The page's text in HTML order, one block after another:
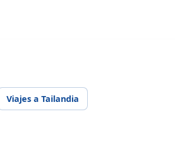
Viajes a Tailandia